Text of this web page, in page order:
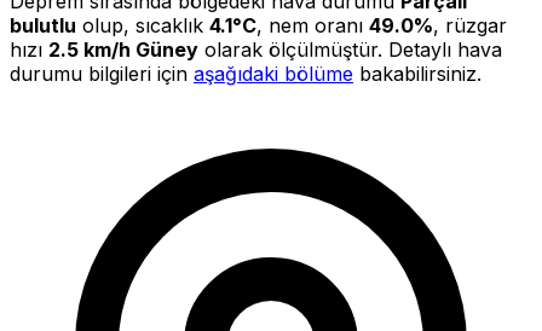
bulutlu olup, sıcaklık 4.1°C, nem oranı 49.0%, rüzgar
hızı 2.5 km/h Güney olarak ölçülmüştür. Detaylı hava
durumu bilgileri için aşağıdaki bölüme bakabilirsiniz.